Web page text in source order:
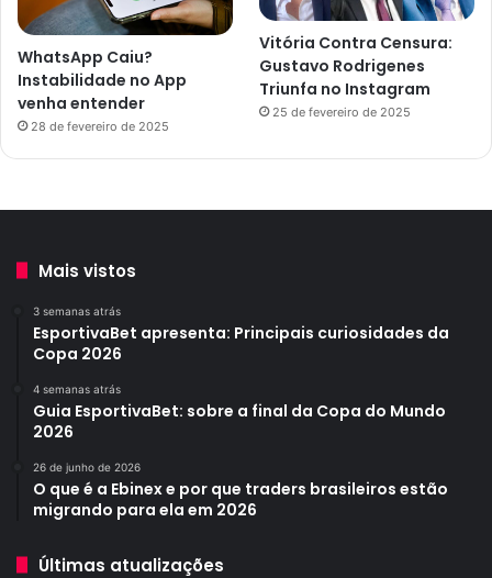
WhatsApp Caiu?
Instabilidade no App
venha entender
28 de fevereiro de 2025
Vitória Contra Censura:
Gustavo Rodrigenes
Triunfa no Instagram
25 de fevereiro de 2025
Mais vistos
3 semanas atrás
EsportivaBet apresenta: Principais curiosidades da
Copa 2026
4 semanas atrás
Guia EsportivaBet: sobre a final da Copa do Mundo
2026
26 de junho de 2026
O que é a Ebinex e por que traders brasileiros estão
migrando para ela em 2026
Últimas atualizações